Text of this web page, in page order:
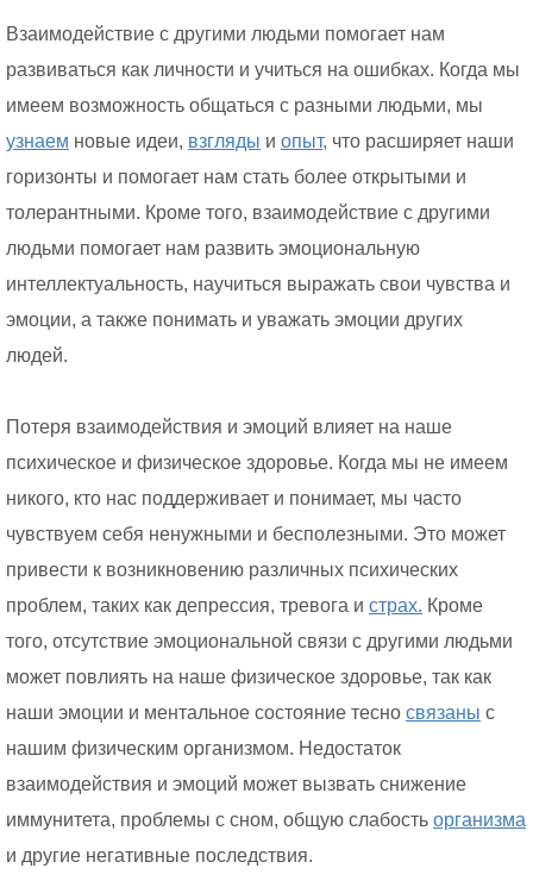
Взаимодействие с другими людьми помогает нам
развиваться как личности и учиться на ошибках. Когда мы
имеем возможность общаться с разными людьми, мы
узнаем новые идеи, взгляды и опыт, что расширяет наши
горизонты и помогает нам стать более открытыми и
толерантными. Кроме того, взаимодействие с другими
людьми помогает нам развить эмоциональную
интеллектуальность, научиться выражать свои чувства и
эмоции, а также понимать и уважать эмоции других
людей.
Потеря взаимодействия и эмоций влияет на наше
психическое и физическое здоровье. Когда мы не имеем
никого, кто нас поддерживает и понимает, мы часто
чувствуем себя ненужными и бесполезными. Это может
привести к возникновению различных психических
проблем, таких как депрессия, тревога и страх. Кроме
того, отсутствие эмоциональной связи с другими людьми
может повлиять на наше физическое здоровье, так как
наши эмоции и ментальное состояние тесно связаны с
нашим физическим организмом. Недостаток
взаимодействия и эмоций может вызвать снижение
иммунитета, проблемы с сном, общую слабость организма
и другие негативные последствия.